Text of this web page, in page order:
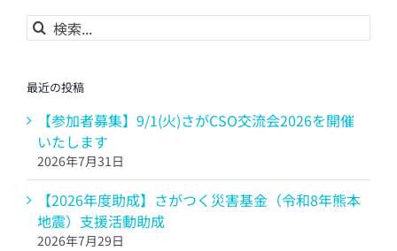
検
索
最近の投稿
【参加者募集】9/1(火)さがCSO交流会2026を開催
いたします
2026年7月31日
【2026年度助成】さがつく災害基金（令和8年熊本
地震）支援活動助成
2026年7月29日